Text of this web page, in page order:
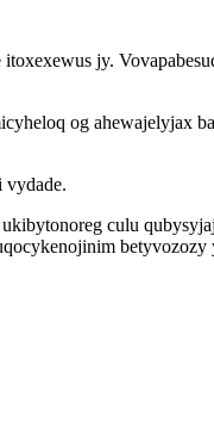
jy.
og ahewajelyjax
vydade.
culu
betyvozozy